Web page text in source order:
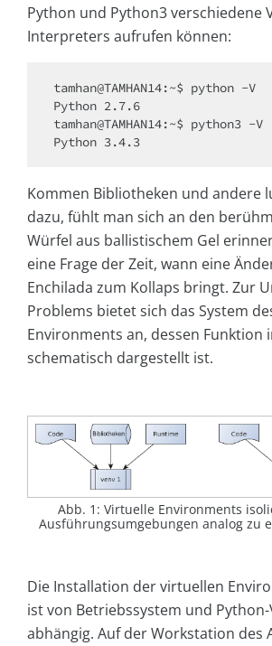
Python und Python3 verschiedene
Interpreters aufrufen können:
tamhan@TAMHAN14:~$ python -V
Python 2.7.6
tamhan@TAMHAN14:~$ python3 -V
Python 3.4.3
Kommen Bibliotheken und andere
dazu, fühlt man sich an den
Würfel aus ballistischem Gel
eine Frage der Zeit, wann eine
Enchilada zum Kollaps bringt. Zur
Problems bietet sich das System
Environments an, dessen Funktion
schematisch dargestellt ist.
Abb. 1: Virtuelle Environments
Ausführungsumgebungen analog zu
Die Installation der virtuellen
ist von Betriebssystem und
abhängig. Auf der Workstation des